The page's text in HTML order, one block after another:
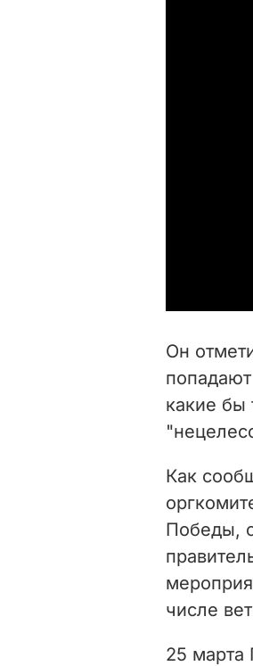
Он
какие бы
Как
Победы,
числе
25 марта